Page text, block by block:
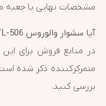
مشخصات نهایی با جعبه
آیا سشوار والوروس VL-506 دیفیوزر دارد؟
در منابع فروش برای
متمرکزکننده ذکر شده
بررسی کنید.